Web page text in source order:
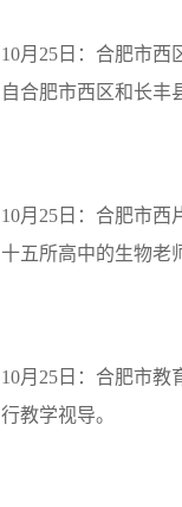
10月 25 日：合肥市西
自合肥市西区和长丰
10月 25 日：合肥市西
十五所高中的生物老
10月 25 日：合肥市教
行教学视导。